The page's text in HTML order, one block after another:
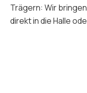
Trägern: Wir
direkt in die Halle